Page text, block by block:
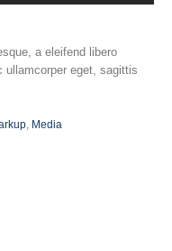
a eleifend libero
ullamcorper eget, sagittis
Media